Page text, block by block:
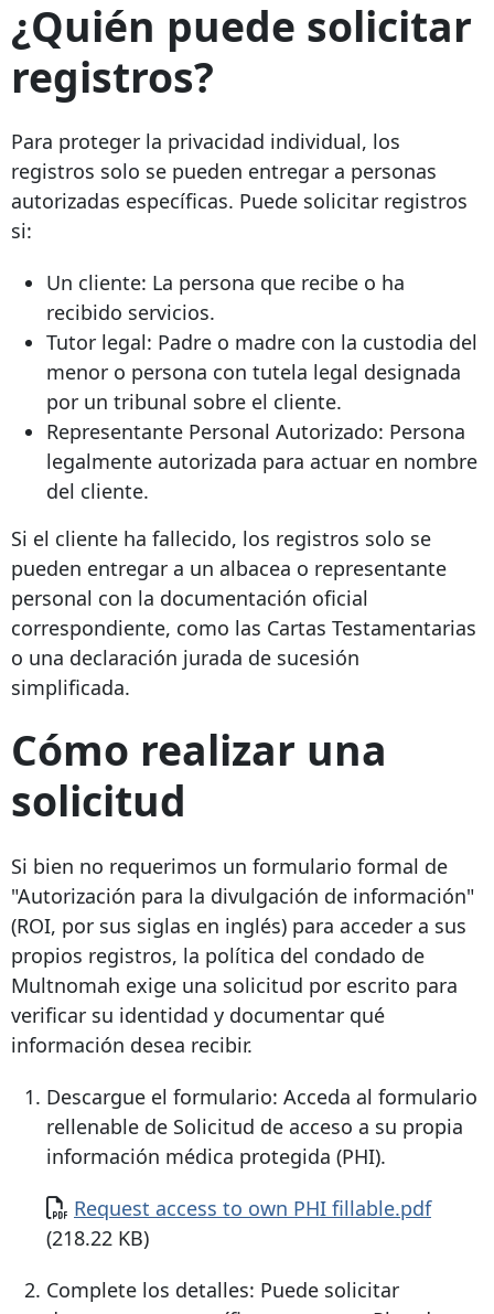
¿Quién puede solicitar
registros?
Para proteger la privacidad individual, los
registros solo se pueden entregar a personas
autorizadas específicas. Puede solicitar registros
si:
Un cliente: La persona que recibe o ha
recibido servicios.
Tutor legal: Padre o madre con la custodia del
menor o persona con tutela legal designada
por un tribunal sobre el cliente.
Representante Personal Autorizado: Persona
legalmente autorizada para actuar en nombre
del cliente.
Si el cliente ha fallecido, los registros solo se
pueden entregar a un albacea o representante
personal con la documentación oficial
correspondiente, como las Cartas Testamentarias
o una declaración jurada de sucesión
simplificada.
Cómo realizar una
solicitud
Si bien no requerimos un formulario formal de
"Autorización para la divulgación de información"
(ROI, por sus siglas en inglés) para acceder a sus
propios registros, la política del condado de
Multnomah exige una solicitud por escrito para
verificar su identidad y documentar qué
información desea recibir.
Descargue el formulario: Acceda al formulario
rellenable de Solicitud de acceso a su propia
información médica protegida (PHI).
Documento
Request access to own PHI fillable.pdf
(218.22 KB)
Complete los detalles: Puede solicitar